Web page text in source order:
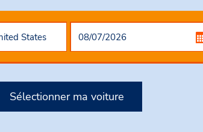
Sélectionner ma voiture